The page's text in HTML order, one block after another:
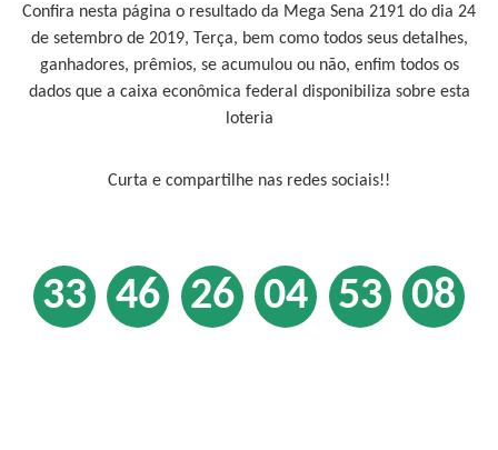
Confira nesta página o resultado da Mega Sena 2191 do dia 24
de setembro de 2019, Terça, bem como todos seus detalhes,
ganhadores, prêmios, se acumulou ou não, enfim todos os
dados que a caixa econômica federal disponibiliza sobre esta
loteria
Curta e compartilhe nas redes sociais!!
33 46 26 04 53 08